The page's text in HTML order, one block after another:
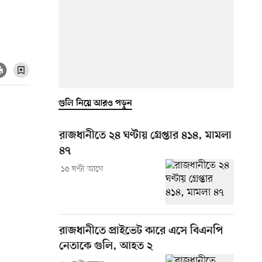
গুলি নিয়ে আরও পড়ুন
রাজধানীতে ২৪ ঘণ্টায় গ্রেপ্তার ৪১৪, মামলা
৪৭
১৫ ঘণ্টা আগে
রাজধানীতে প্রাইভেট কারে এসে বিএনপি
নেতাকে গুলি, আহত ২